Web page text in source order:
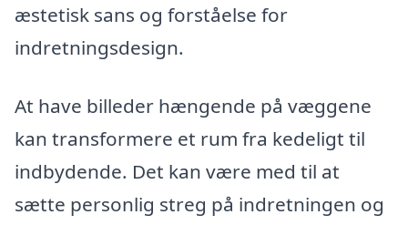
æstetisk sans og forståelse for
indretningsdesign.
At have billeder hængende på væggene
kan transformere et rum fra kedeligt til
indbydende. Det kan være med til at
sætte personlig streg på indretningen og